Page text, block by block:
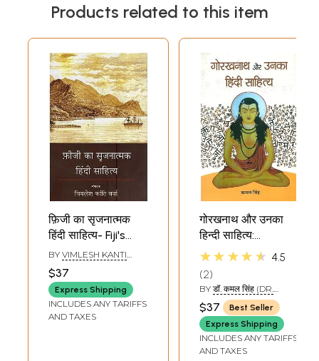
Products related to this item
फ़िजी का सृजनात्मक
हिंदी साहित्य- Fiji's
Creative Hindi
Literature
BY VIMLESH KANTI
$37
Express Shipping
INCLUDES ANY TARIFFS
AND TAXES
गोरखनाथ और उनका
हिन्दी साहित्य:
Gorakhnath and
★★★★★ 4.5
2
BY डॉ. कमल सिंह (DR.
KAMAL SINGH)
$37
Best Seller
Express Shipping
INCLUDES ANY TARIFFS
AND TAXES